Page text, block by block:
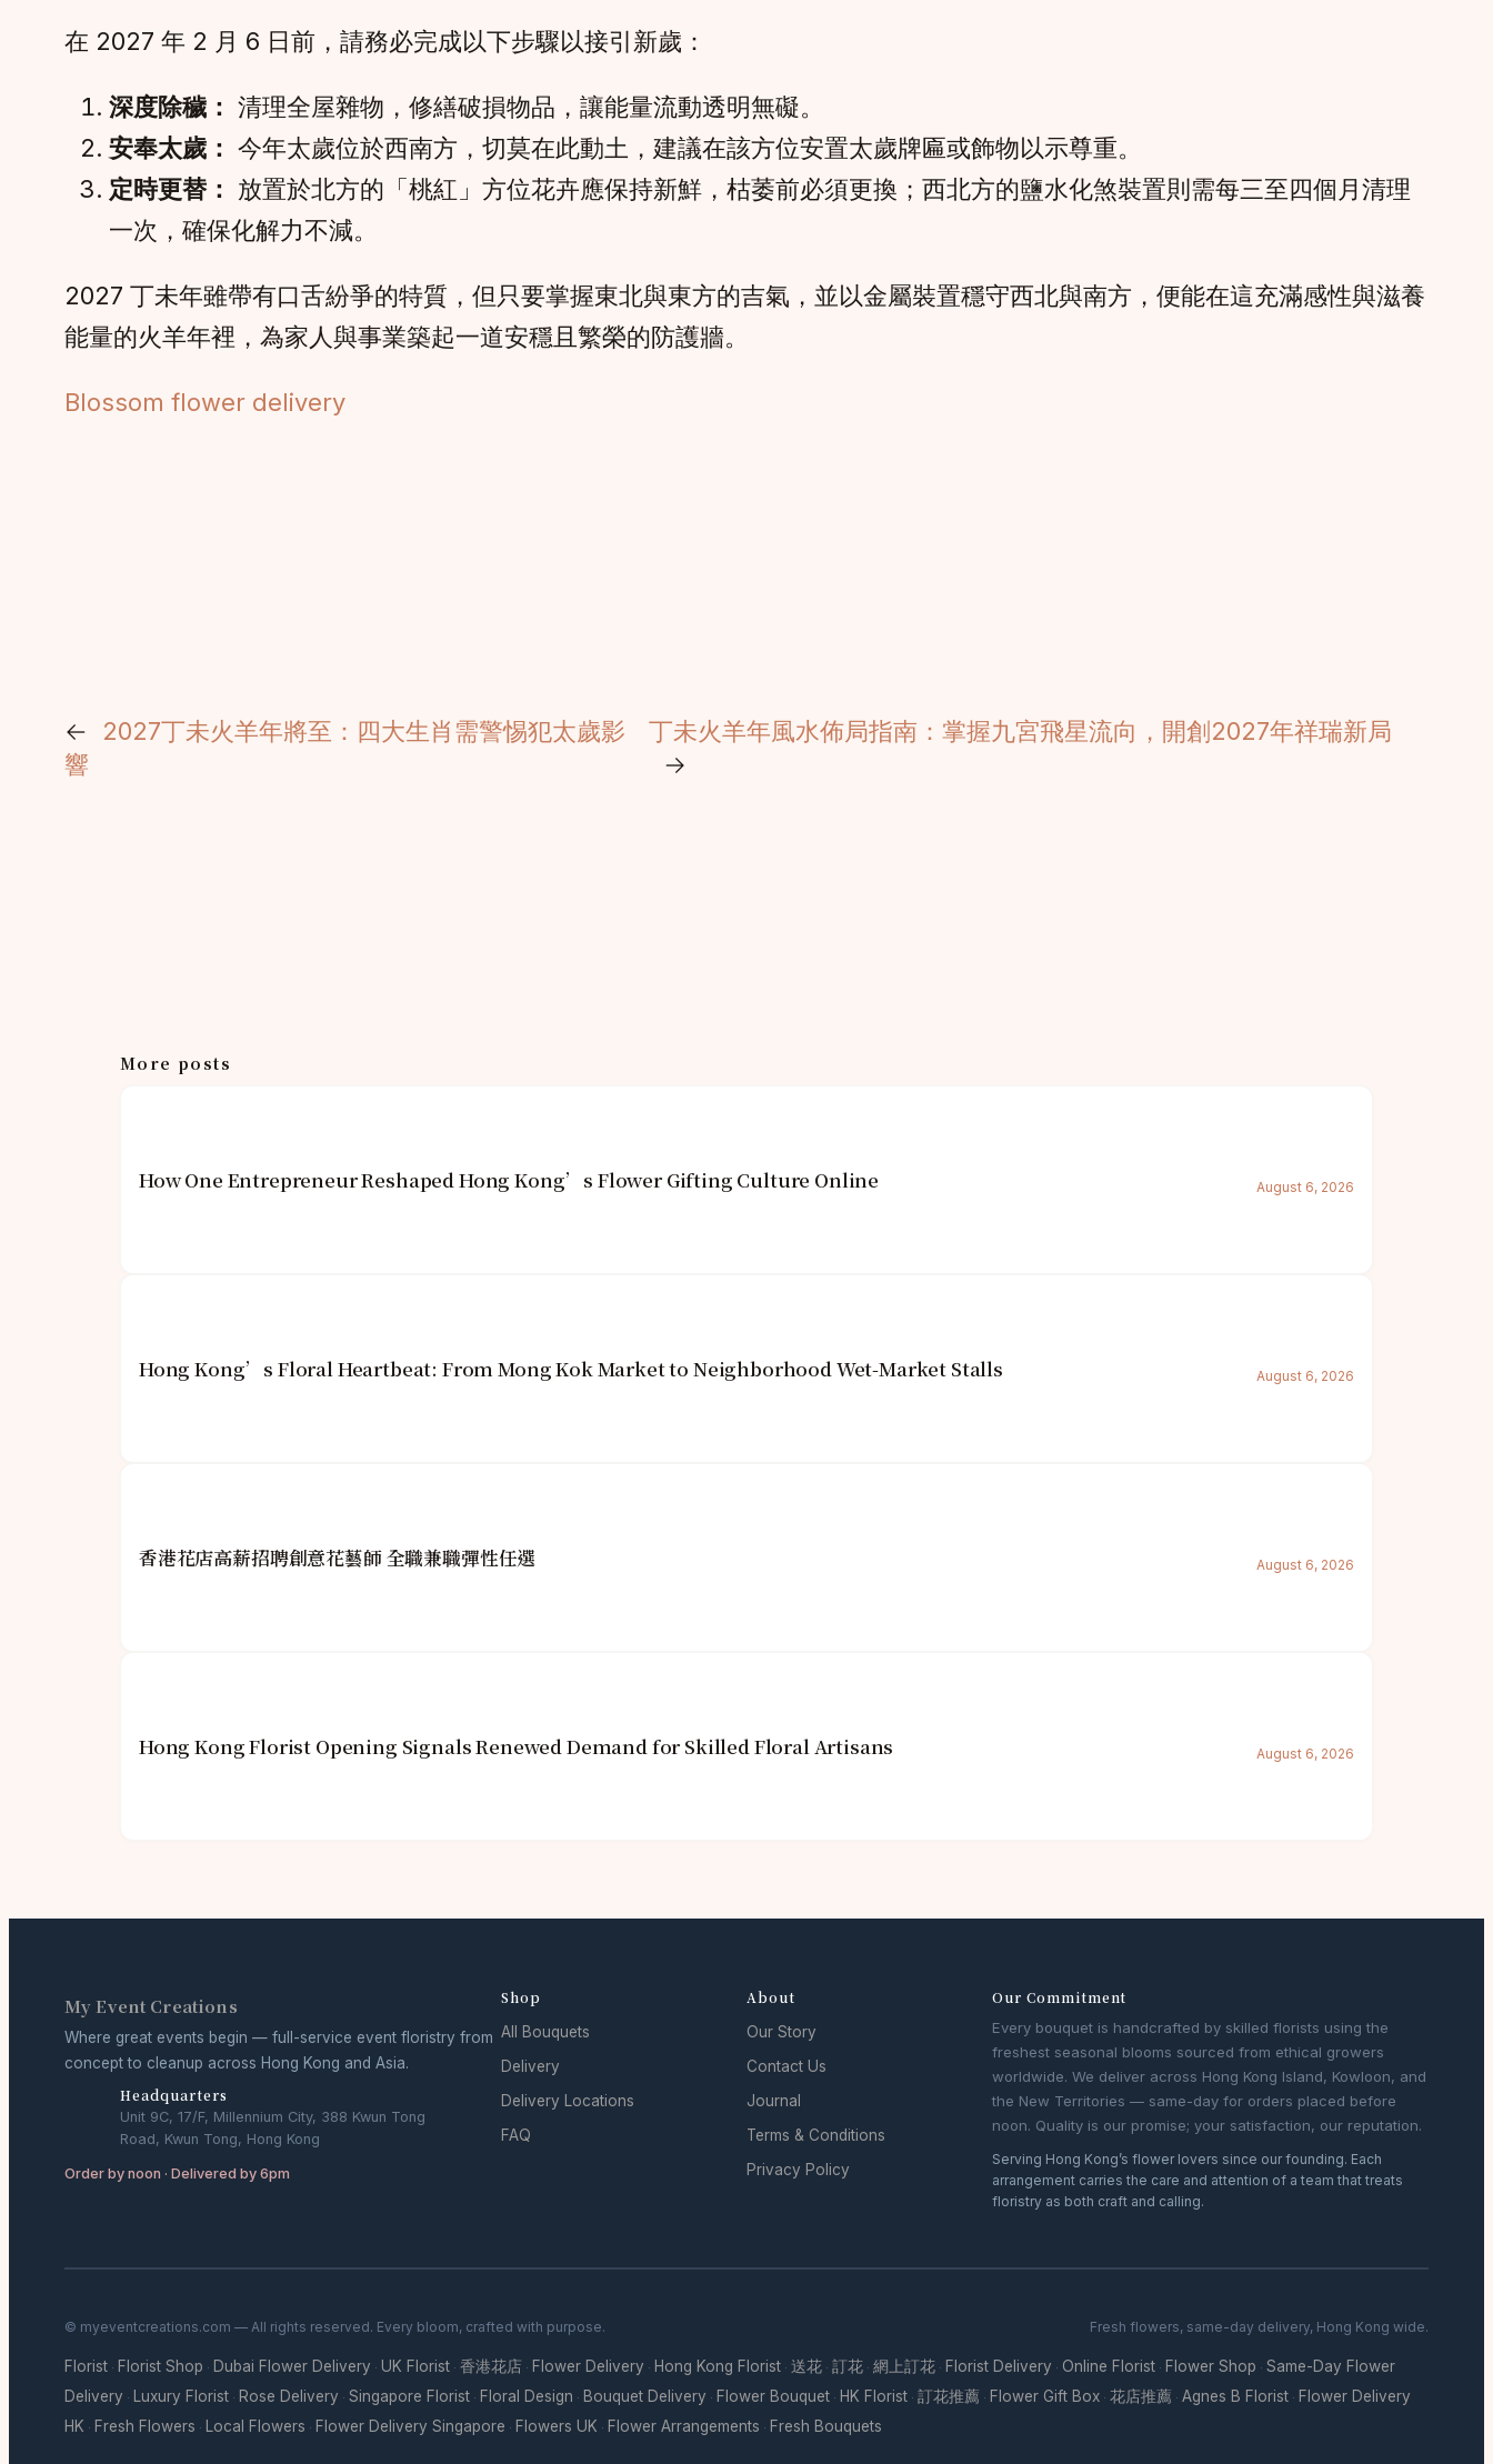
在 2027 年 2 月 6 日前，請務必完成以下步驟以接引新歲：
深度除穢： 清理全屋雜物，修繕破損物品，讓能量流動透明無礙。
安奉太歲： 今年太歲位於西南方，切莫在此動土，建議在該方位安置太歲牌匾或飾物以示尊重。
定時更替： 放置於北方的「桃紅」方位花卉應保持新鮮，枯萎前必須更換；西北方的鹽水化煞裝置則需每三至四個月清理
一次，確保化解力不減。
2027 丁未年雖帶有口舌紛爭的特質，但只要掌握東北與東方的吉氣，並以金屬裝置穩守西北與南方，便能在這充滿感性與滋養
能量的火羊年裡，為家人與事業築起一道安穩且繁榮的防護牆。
Blossom flower delivery
←
2027丁未火羊年將至：四大生肖需警惕犯太歲影
響
丁未火羊年風水佈局指南：掌握九宮飛星流向，開創2027年祥瑞新局
→
More posts
How One Entrepreneur Reshaped Hong Kong’s Flower Gifting Culture Online August 6, 2026
Hong Kong’s Floral Heartbeat: From Mong Kok Market to Neighborhood Wet-Market Stalls August 6, 2026
香港花店高薪招聘創意花藝師 全職兼職彈性任選 August 6, 2026
Hong Kong Florist Opening Signals Renewed Demand for Skilled Floral Artisans August 6, 2026
My Event Creations
Where great events begin — full-service event floristry from
concept to cleanup across Hong Kong and Asia.
Headquarters
Unit 9C, 17/F, Millennium City, 388 Kwun Tong
Road, Kwun Tong, Hong Kong
Order by noon · Delivered by 6pm
Shop
All Bouquets
Delivery
Delivery Locations
FAQ
About
Our Story
Contact Us
Journal
Terms & Conditions
Privacy Policy
Our Commitment
Every bouquet is handcrafted by skilled florists using the
freshest seasonal blooms sourced from ethical growers
worldwide. We deliver across Hong Kong Island, Kowloon, and
the New Territories — same-day for orders placed before
noon. Quality is our promise; your satisfaction, our reputation.
Serving Hong Kong’s flower lovers since our founding. Each
arrangement carries the care and attention of a team that treats
floristry as both craft and calling.
© myeventcreations.com — All rights reserved. Every bloom, crafted with purpose. Fresh flowers, same-day delivery, Hong Kong wide.
Florist · Florist Shop · Dubai Flower Delivery · UK Florist · 香港花店 · Flower Delivery · Hong Kong Florist · 送花 · 訂花 · 網上訂花 · Florist Delivery · Online Florist · Flower Shop · Same-Day Flower
Delivery · Luxury Florist · Rose Delivery · Singapore Florist · Floral Design · Bouquet Delivery · Flower Bouquet · HK Florist · 訂花推薦 · Flower Gift Box · 花店推薦 · Agnes B Florist · Flower Delivery
HK · Fresh Flowers · Local Flowers · Flower Delivery Singapore · Flowers UK · Flower Arrangements · Fresh Bouquets